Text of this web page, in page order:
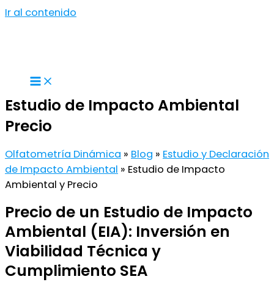
Ir al contenido
Estudio de Impacto Ambiental
Precio
Olfatometría Dinámica » Blog » Estudio y Declaración
de Impacto Ambiental » Estudio de Impacto
Ambiental y Precio
Precio de un Estudio de Impacto
Ambiental (EIA): Inversión en
Viabilidad Técnica y
Cumplimiento SEA